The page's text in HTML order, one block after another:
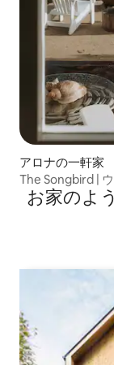
アロナの一軒家
The Songbird |
お家のよ